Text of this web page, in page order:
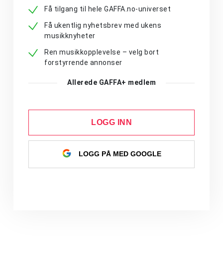
Få tilgang til hele GAFFA.no-universet
Få ukentlig nyhetsbrev med ukens
musikknyheter
Ren musikkopplevelse – velg bort
forstyrrende annonser
Allerede GAFFA+ medlem
LOGG INN
LOGG PÅ MED GOOGLE